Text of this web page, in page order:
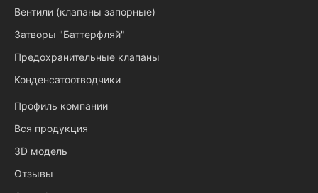
Вентили (клапаны запорные)
Затворы "Баттерфляй"
Предохранительные клапаны
Конденсатоотводчики
Профиль компании
Вся продукция
3D модель
Отзывы